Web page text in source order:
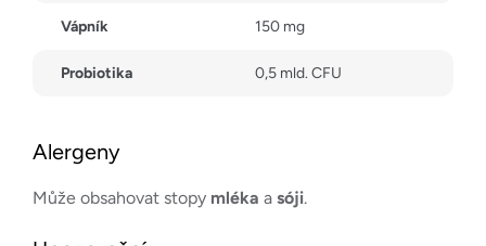
Vápník 150 mg
Probiotika 0,5 mld. CFU
Alergeny
Může obsahovat stopy mléka a sóji.